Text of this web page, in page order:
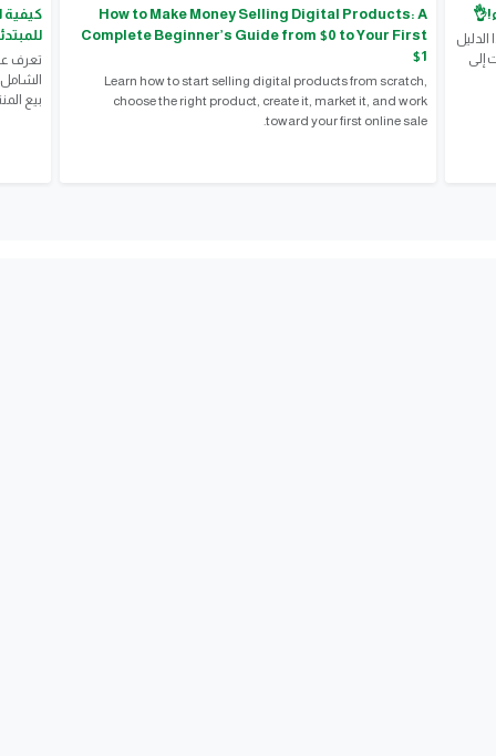
إلى
How to Make Money Selling Digital Products: A
Complete Beginner’s Guide from $0 to Your First
$1
Learn how to start selling digital products from scratch,
choose the right product, create it, market it, and work
toward your first online sale.
بيع